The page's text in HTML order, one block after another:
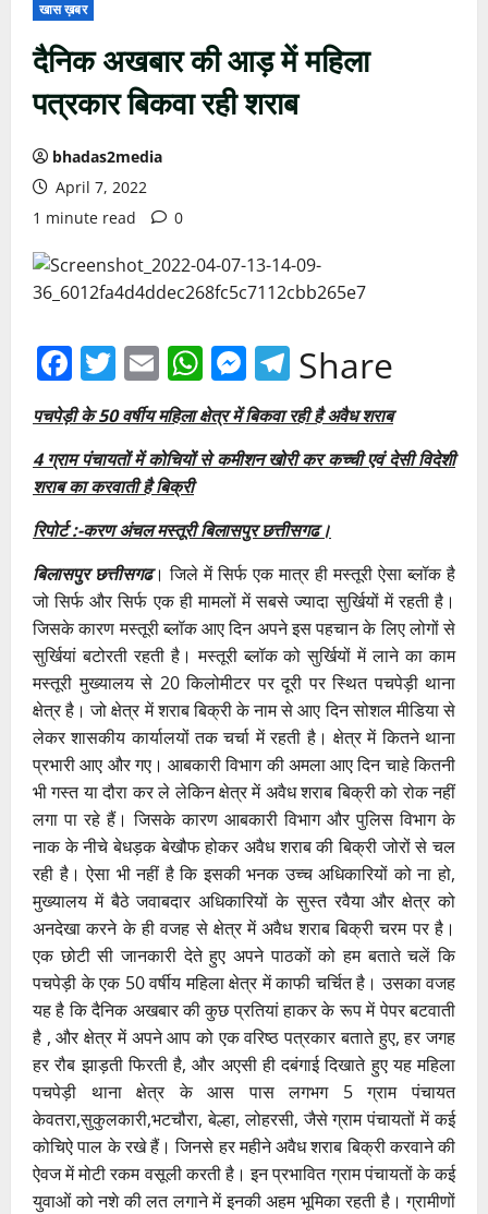
खास ख़बर
दैनिक अखबार की आड़ में महिला
पत्रकार बिकवा रही शराब
bhadas2media
April 7, 2022
1 minute read
0
Facebook
Twitter
EmailWhatsApp
Messenger
Telegram
Share
पचपेड़ी के 50 वर्षीय महिला क्षेत्र में बिकवा रही है अवैध शराब
4 ग्राम पंचायतों में कोचियों से कमीशन खोरी कर कच्ची एवं देसी विदेशी
शराब का करवाती है बिक्री
रिपोर्ट :-करण अंचल मस्तूरी बिलासपुर छत्तीसगढ।
बिलासपुर छत्तीसगढ। जिले में सिर्फ एक मात्र ही मस्तूरी ऐसा ब्लॉक है
जो सिर्फ और सिर्फ एक ही मामलों में सबसे ज्यादा सुर्खियों में रहती है।
जिसके कारण मस्तूरी ब्लॉक आए दिन अपने इस पहचान के लिए लोगों से
सुर्खियां बटोरती रहती है। मस्तूरी ब्लॉक को सुर्खियों में लाने का काम
मस्तूरी मुख्यालय से 20 किलोमीटर पर दूरी पर स्थित पचपेड़ी थाना
क्षेत्र है। जो क्षेत्र में शराब बिक्री के नाम से आए दिन सोशल मीडिया से
लेकर शासकीय कार्यालयों तक चर्चा में रहती है। क्षेत्र में कितने थाना
प्रभारी आए और गए। आबकारी विभाग की अमला आए दिन चाहे कितनी
भी गस्त या दौरा कर ले लेकिन क्षेत्र में अवैध शराब बिक्री को रोक नहीं
लगा पा रहे हैं। जिसके कारण आबकारी विभाग और पुलिस विभाग के
नाक के नीचे बेधड़क बेखौफ होकर अवैध शराब की बिक्री जोरों से चल
रही है। ऐसा भी नहीं है कि इसकी भनक उच्च अधिकारियों को ना हो,
मुख्यालय में बैठे जवाबदार अधिकारियों के सुस्त रवैया और क्षेत्र को
अनदेखा करने के ही वजह से क्षेत्र में अवैध शराब बिक्री चरम पर है।
एक छोटी सी जानकारी देते हुए अपने पाठकों को हम बताते चलें कि
पचपेड़ी के एक 50 वर्षीय महिला क्षेत्र में काफी चर्चित है। उसका वजह
यह है कि दैनिक अखबार की कुछ प्रतियां हाकर के रूप में पेपर बटवाती
है , और क्षेत्र में अपने आप को एक वरिष्ठ पत्रकार बताते हुए, हर जगह
हर रौब झाड़ती फिरती है, और अएसी ही दबंगाई दिखाते हुए यह महिला
पचपेड़ी थाना क्षेत्र के आस पास लगभग 5 ग्राम पंचायत
केवतरा,सुकुलकारी,भटचौरा, बेल्हा, लोहरसी, जैसे ग्राम पंचायतों में कई
कोचिऐ पाल के रखे हैं। जिनसे हर महीने अवैध शराब बिक्री करवाने की
ऐवज में मोटी रकम वसूली करती है। इन प्रभावित ग्राम पंचायतों के कई
युवाओं को नशे की लत लगाने में इनकी अहम भूमिका रहती है। ग्रामीणों